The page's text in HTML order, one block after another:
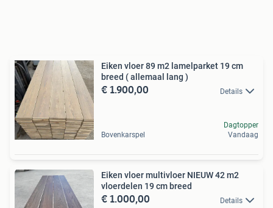
Eiken vloer 89 m2 lamelparket 19 cm
breed ( allemaal lang )
€ 1.900,00 Details
Bovenkarspel
Dagtopper
Vandaag
Eiken vloer multivloer NIEUW 42 m2
vloerdelen 19 cm breed
€ 1.000,00 Details